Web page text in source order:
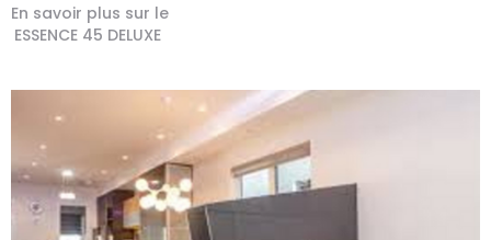
En savoir plus sur le
ESSENCE 45 DELUXE